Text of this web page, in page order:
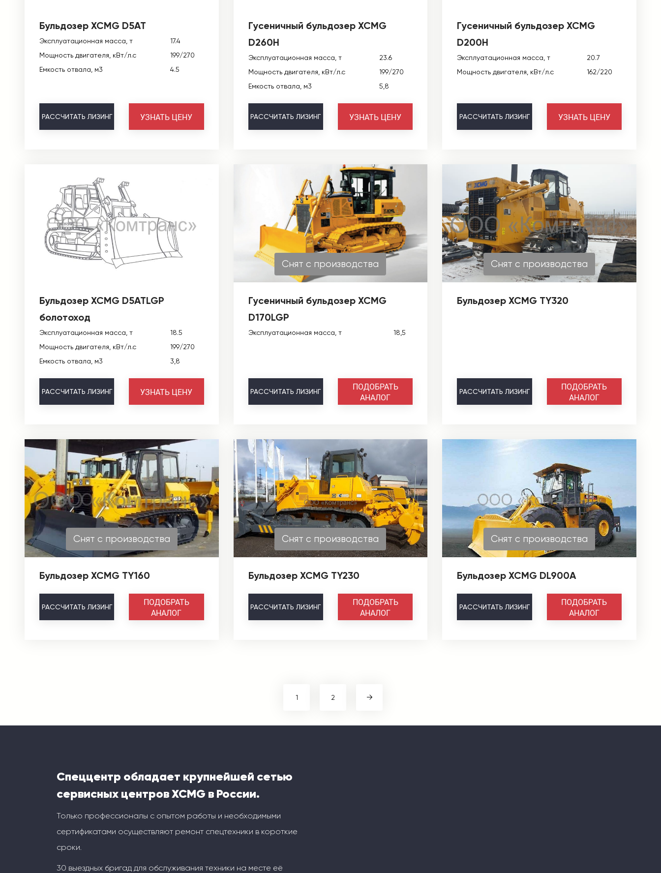
Бульдозер XCMG D5AT
Эксплуатационная масса, т
17.4
Мощность двигателя, кВт/л.с
199/270
Емкость отвала, м3
4.5
РАССЧИТАТЬ ЛИЗИНГ УЗНАТЬ ЦЕНУ
Гусеничный бульдозер XCMG
D260H
Эксплуатационная масса, т
23.6
Мощность двигателя, кВт/л.с
199/270
Емкость отвала, м3
5,8
РАССЧИТАТЬ ЛИЗИНГ УЗНАТЬ ЦЕНУ
Гусеничный бульдозер XCMG
D200H
Эксплуатационная масса, т
20.7
Мощность двигателя, кВт/л.с
162/220
РАССЧИТАТЬ ЛИЗИНГ УЗНАТЬ ЦЕНУ
Бульдозер XCMG D5ATLGP
болотоход
Эксплуатационная масса, т
18.5
Мощность двигателя, кВт/л.с
199/270
Емкость отвала, м3
3,8
РАССЧИТАТЬ ЛИЗИНГ УЗНАТЬ ЦЕНУ
Снят с производства
Гусеничный бульдозер XCMG
D170LGP
Эксплуатационная масса, т 18,5
РАССЧИТАТЬ ЛИЗИНГ
ПОДОБРАТЬ
АНАЛОГ
Снят с производства
Бульдозер XCMG TY320
РАССЧИТАТЬ ЛИЗИНГ
ПОДОБРАТЬ
АНАЛОГ
Снят с производства
Бульдозер XCMG TY160
РАССЧИТАТЬ ЛИЗИНГ
ПОДОБРАТЬ
АНАЛОГ
Снят с производства
Бульдозер XCMG TY230
РАССЧИТАТЬ ЛИЗИНГ
ПОДОБРАТЬ
АНАЛОГ
Снят с производства
Бульдозер XCMG DL900А
РАССЧИТАТЬ ЛИЗИНГ
ПОДОБРАТЬ
АНАЛОГ
1 2
Спеццентр обладает крупнейшей сетью
сервисных центров XCMG в России.
Только профессионалы с опытом работы и необходимыми
сертификатами осуществляют ремонт спецтехники в короткие
сроки.
30 выездных бригад для обслуживания техники на месте её